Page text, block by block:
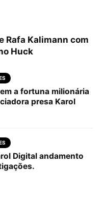
Rafa Kalimann com
Huck
a fortuna milionária
presa Karol
Digital andamento